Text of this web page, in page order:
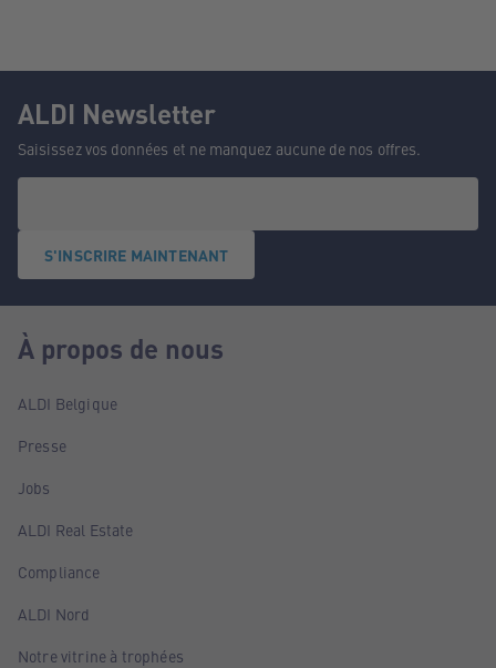
ALDI Newsletter
Saisissez vos données et ne manquez aucune de nos offres.
S'INSCRIRE MAINTENANT
À propos de nous
ALDI Belgique
Presse
Jobs
ALDI Real Estate
Compliance
ALDI Nord
Notre vitrine à trophées